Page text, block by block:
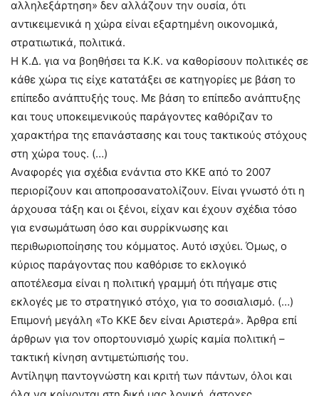
αλληλεξάρτηση» δεν αλλάζουν την ουσία, ότι
αντικειμενικά η χώρα είναι εξαρτημένη οικονομικά,
στρατιωτικά, πολιτικά.
Η Κ.Δ. για να βοηθήσει τα Κ.Κ. να καθορίσουν πολιτικές σε
κάθε χώρα τις είχε κατατάξει σε κατηγορίες με βάση το
επίπεδο ανάπτυξής τους. Με βάση το επίπεδο ανάπτυξης
και τους υποκειμενικούς παράγοντες καθόριζαν το
χαρακτήρα της επανάστασης και τους τακτικούς στόχους
στη χώρα τους. (…)
Αναφορές για σχέδια ενάντια στο ΚΚΕ από το 2007
περιορίζουν και αποπροσανατολίζουν. Είναι γνωστό ότι η
άρχουσα τάξη και οι ξένοι, είχαν και έχουν σχέδια τόσο
για ενσωμάτωση όσο και συρρίκνωσης και
περιθωριοποίησης του κόμματος. Αυτό ισχύει. Όμως, ο
κύριος παράγοντας που καθόρισε το εκλογικό
αποτέλεσμα είναι η πολιτική γραμμή ότι πήγαμε στις
εκλογές με το στρατηγικό στόχο, για το σοσιαλισμό. (…)
Επιμονή μεγάλη «Το ΚΚΕ δεν είναι Αριστερά». Άρθρα επί
άρθρων για τον οπορτουνισμό χωρίς καμία πολιτική –
τακτική κίνηση αντιμετώπισής του.
Αντίληψη παντογνώστη και κριτή των πάντων, όλοι και